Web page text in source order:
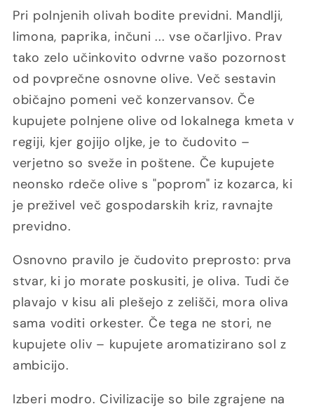
Pri polnjenih olivah bodite previdni. Mandlji,
limona, paprika, inčuni ... vse očarljivo. Prav
tako zelo učinkovito odvrne vašo pozornost
od povprečne osnovne olive. Več sestavin
običajno pomeni več konzervansov. Če
kupujete polnjene olive od lokalnega kmeta v
regiji, kjer gojijo oljke, je to čudovito –
verjetno so sveže in poštene. Če kupujete
neonsko rdeče olive s "poprom" iz kozarca, ki
je preživel več gospodarskih kriz, ravnajte
previdno.
Osnovno pravilo je čudovito preprosto: prva
stvar, ki jo morate poskusiti, je oliva. Tudi če
plavajo v kisu ali plešejo z zelišči, mora oliva
sama voditi orkester. Če tega ne stori, ne
kupujete oliv – kupujete aromatizirano sol z
ambicijo.
Izberi modro. Civilizacije so bile zgrajene na